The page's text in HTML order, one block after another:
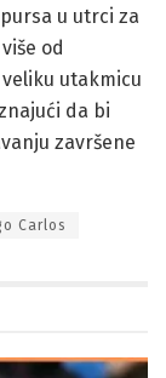
u utrci za
od
utakmicu
da bi
završene
Carlos